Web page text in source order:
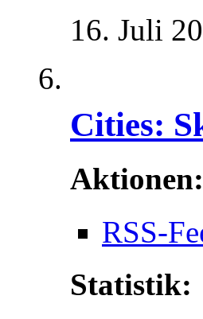
16. Juli
Cities:
Aktionen:
RSS-
Statistik: